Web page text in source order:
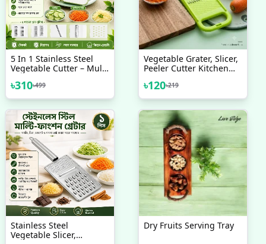
5 In 1 Stainless Steel
Vegetable Cutter – Multi
Chopper For Kitchen
৳310৳499
Vegetable Grater, Slicer,
Peeler Cutter Kitchen
৳120৳219
Stainless Steel
Vegetable Slicer,
Dry Fruits Serving Tray